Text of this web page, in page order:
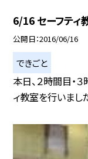
6/16 セーフティ
公開日 2016/06/16
できごと
本日、２時間目・
ィ教室を行いまし